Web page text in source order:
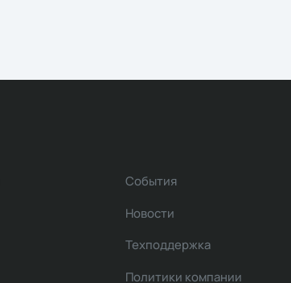
События
Новости
Техподдержка
Политики компании